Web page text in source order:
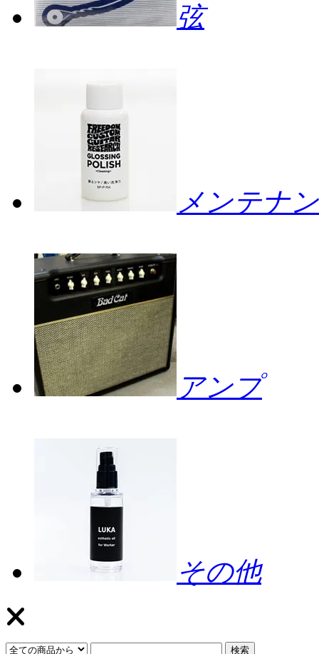
弦
メンテナ
アンプ
その他